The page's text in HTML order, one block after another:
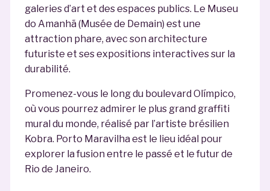
galeries d’art et des espaces publics. Le Museu
do Amanhã (Musée de Demain) est une
attraction phare, avec son architecture
futuriste et ses expositions interactives sur la
durabilité.
Promenez-vous le long du boulevard Olímpico,
où vous pourrez admirer le plus grand graffiti
mural du monde, réalisé par l’artiste brésilien
Kobra. Porto Maravilha est le lieu idéal pour
explorer la fusion entre le passé et le futur de
Rio de Janeiro.